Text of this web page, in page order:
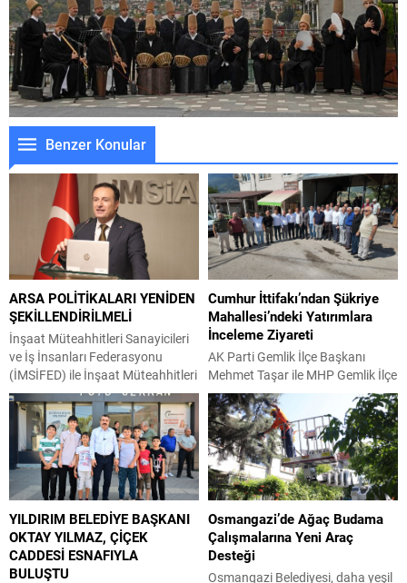
Benzer Konular
ARSA POLİTİKALARI YENİDEN
ŞEKİLLENDİRİLMELİ
İnşaat Müteahhitleri Sanayicileri
ve İş İnsanları Federasyonu
(İMSİFED) ile İnşaat Müteahhitleri
Sanayicileri ve İş İnsanları Derneği
(İMSİAD) Başkanı Şeref Demir,
Türkiye’de konut fiyatlarının
dengelenmesi ve kentsel
dönüşümün hız kazanması için
arsa politikalarının yeniden ele
alınması gerektiğini söyledi.
Konut üretim maliyetlerinde arsa
bedellerinin en önemli
kalemlerden biri olduğuna dikkat
çeken Demir,...
Cumhur İttifakı’ndan Şükriye
Mahallesi’ndeki Yatırımlara
İnceleme Ziyareti
AK Parti Gemlik İlçe Başkanı
Mehmet Taşar ile MHP Gemlik İlçe
Başkanı Emrah Keskin, ilçe
yöneticileriyle birlikte Bursa
Büyükşehir Belediyesi tarafından
Şükriye Mahallesi’nde
tamamlanan su göleti ve
mahallede farklı noktalara
ulaştırılan su hattı çalışmalarını
yerinde inceledi. Mahalle sakinleri,
uzun süredir ihtiyaç duyulan
yatırımların hayata
geçirilmesinden duydukları
YILDIRIM BELEDİYE BAŞKANI
OKTAY YILMAZ, ÇİÇEK
CADDESİ ESNAFIYLA
BULUŞTU
Osmangazi’de Ağaç Budama
Çalışmalarına Yeni Araç
Desteği
Osmangazi Belediyesi, daha yeşil